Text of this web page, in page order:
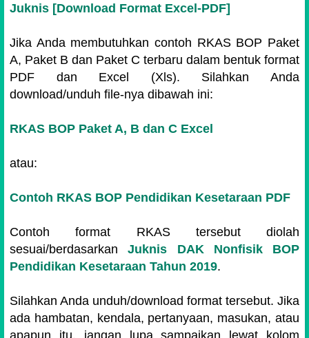
Juknis [Download Format Excel-PDF]
Jika Anda membutuhkan contoh RKAS BOP Paket
A, Paket B dan Paket C terbaru dalam bentuk format
PDF dan Excel (Xls). Silahkan Anda
download/unduh file-nya dibawah ini:
RKAS BOP Paket A, B dan C Excel
atau:
Contoh RKAS BOP Pendidikan Kesetaraan PDF
Contoh format RKAS tersebut diolah
sesuai/berdasarkanJuknis DAK Nonfisik BOP
Pendidikan Kesetaraan Tahun 2019.
Silahkan Anda unduh/download format tersebut. Jika
ada hambatan, kendala, pertanyaan, masukan, atau
apapun itu, jangan lupa sampaikan lewat kolom